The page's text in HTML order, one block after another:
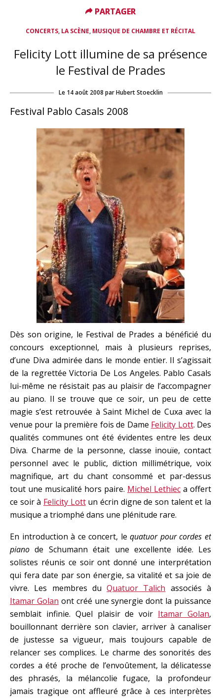
CONCERTS, LA SCÈNE, MUSIQUE DE CHAMBRE ET RÉCITAL
Felicity Lott illumine de sa présence
le Festival de Prades
Le 14 août 2008 par Hubert Stoecklin
Festival Pablo Casals 2008
Dès son origine, le Festival de Prades a bénéficié du
concours exceptionnel, mais à plusieurs reprises,
d’une Diva admirée dans le monde entier. Il s’agissait
de la regrettée Victoria De Los Angeles. Pablo Casals
lui-même ne résistait pas au plaisir de l’accompagner
au piano. Il se trouve que ce soir, un peu de cette
magie s’est retrouvée à Saint Michel de Cuxa avec la
venue pour la première fois de Dame Felicity Lott. Des
qualités communes ont été évidentes entre les deux
Diva. Charme de la personne, classe inouïe, contact
personnel avec le public, diction millimétrique, voix
magnifique, art du chant consommé et par-dessus
tout une musicalité hors paire. Michel Lethiec a offert
ce soir à Felicity Lottun écrin digne de son talent et la
musique a triomphé dans une plénitude rare.
En introduction à ce concert, lequatuor pour cordes et
piano de Schumann était une excellente idée. Les
solistes réunis ce soir ont donné une interprétation
qui fera date par son énergie, sa vitalité et sa joie de
vivre. Les membres duQuatuor Talich associés à
Itamar Golan ont créé une synergie dont la puissance
semblait infinie. Quel plaisir de voir Itamar Golan,
bouillonnant derrière son clavier, arriver à canaliser
de justesse sa vigueur, mais toujours capable de
relancer ses complices. Le charme des sonorités des
cordes a été proche de l’envoûtement, la délicatesse
des phrasés, la mélancolie fugace, la profondeur
jamais tragique ont affleuré grâce à ces interprètes
PARTAGER
PARTAGER